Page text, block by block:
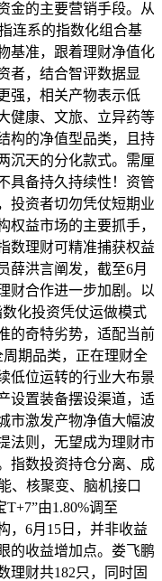
金的主要营销手段。从
连系的指数化组合基
基准，跟着理财净值化
者，结合智评数据显
强，相关产物表示低
健康、文旅、立异药等
构的净值型品类，且持
沉天的分化款式。需厘
具备持久持续性！资管
投资者切勿凭仗短期业
权益市场的主要抓手，
数理财可精准捕获权益
薛洪言阐发，截至6月
财合作进一步加剧。以
化投资凭仗运做模式
的奇特劣势，适配当前
期品类，正在理财全
低位运转的行业大布景
设置装备摆设渠道，适
市激发产物净值大幅波
法则，无望成为理财市
指数投资持仓分离、成
、核聚变、脑机接口
由1.80%调至
，6月15日，并非收益
的收益增加点。娄飞鹏
理财共182只，同时固